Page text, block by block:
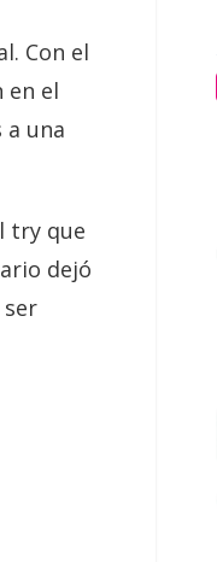
Con el
en el
una
try que
dejó